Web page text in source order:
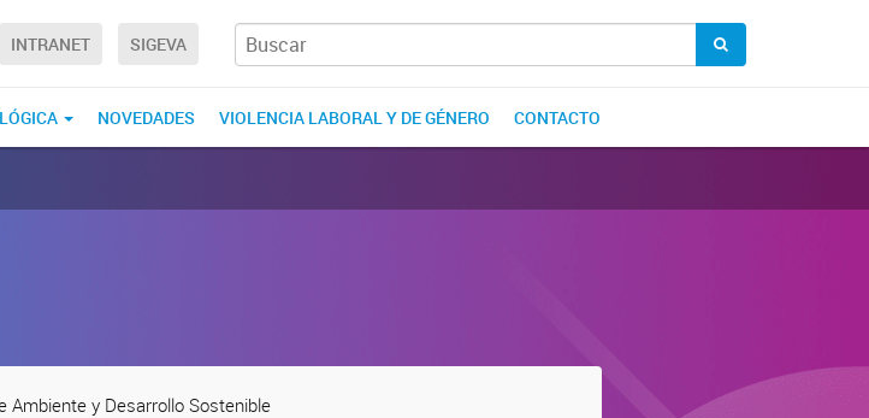
INTRANET SIGEVA
NOVEDADES VIOLENCIA LABORAL Y DE GÉNERO CONTACTO
Ambiente y Desarrollo Sostenible